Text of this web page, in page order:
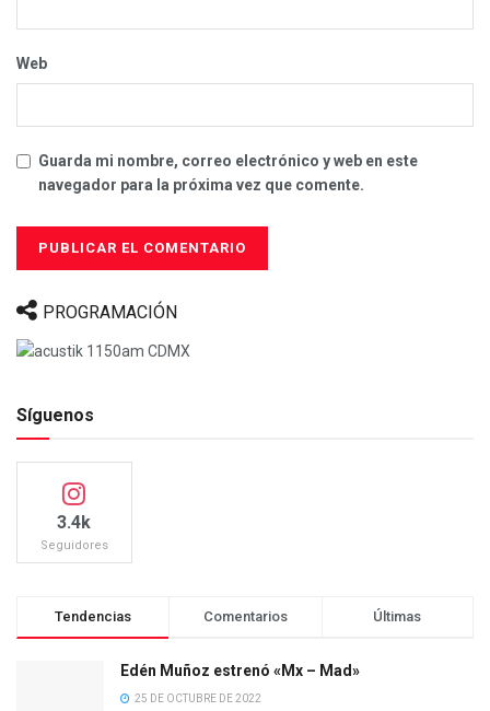
Web
Guarda mi nombre, correo electrónico y web en este
navegador para la próxima vez que comente.
PROGRAMACIÓN
Síguenos
3.4k
Seguidores
Tendencias Comentarios Últimas
Edén Muñoz estrenó «Mx – Mad»
25 DE OCTUBRE DE 2022